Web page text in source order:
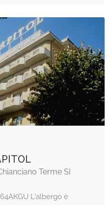
Terme SI
L'albergo è